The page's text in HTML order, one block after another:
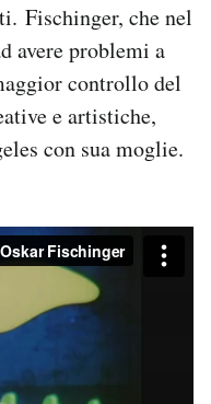
Fischinger, che nel
avere problemi a
controllo del
e artistiche,
con sua moglie.